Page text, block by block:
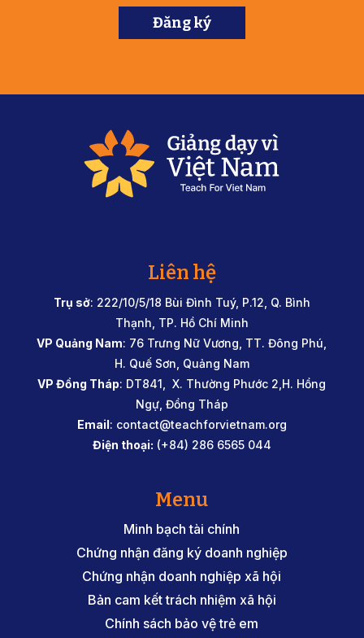
Liên hệ
Trụ sở: 222/10/5/18 Bùi Đình Tuý, P.12, Q. Bình
Thạnh, TP. Hồ Chí Minh
VP Quảng Nam: 76 Trưng Nữ Vương, TT. Đông Phú,
H. Quế Sơn, Quảng Nam
VP Đồng Tháp: DT841, X. Thường Phước 2,H. Hồng
Ngự, Đồng Tháp
Email: contact@teachforvietnam.org
Điện thoại: (+84) 286 6565 044
Menu
Minh bạch tài chính
Chứng nhận đăng ký doanh nghiệp
Chứng nhận doanh nghiệp xã hội
Bản cam kết trách nhiệm xã hội
Chính sách bảo vệ trẻ em